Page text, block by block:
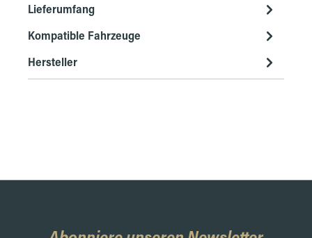
Lieferumfang
Kompatible Fahrzeuge
Hersteller